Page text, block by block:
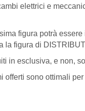
elettrici e
figura potrà
la figura di
in esclusiva, e non,
offerti sono ottimali